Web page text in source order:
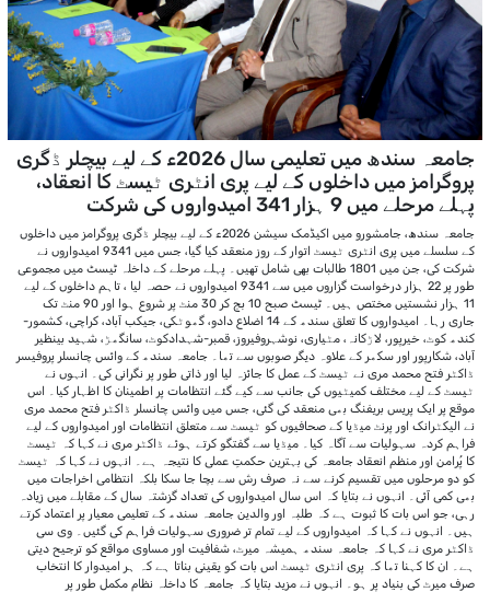
جامعہ سندھ میں تعلیمی سال 2026ء کے لیے بیچلر ڈگری
پروگرامز میں داخلوں کے لیے پری انٹری ٹیسٹ کا انعقاد،
پہلے مرحلے میں 9 ہزار 341 امیدواروں کی شرکت
جامعہ سندھ، جامشورو میں اکیڈمک سیشن 2026ء کے لیے بیچلر ڈگری پروگرامز میں داخلوں
کے سلسلے میں پری انٹری ٹیسٹ اتوار کے روز منعقد کیا گیا، جس میں 9341 امیدواروں نے
شرکت کی، جن میں 1801 طالبات بھی شامل تھیں۔ پہلے مرحلے کے داخلہ ٹیسٹ میں مجموعی
طور پر 22 ہزار درخواست گزاروں میں سے 9341 امیدواروں نے حصہ لیا ، تاہم داخلوں کے لیے
11 ہزار نشستیں مختص ہیں۔ ٹیسٹ صبح 10 بج کر 30 منٹ پر شروع ہوا اور 90 منٹ تک
جاری رہا۔ امیدواروں کا تعلق سندھ کے 14 اضلاع دادو، گھوٹکی، جیکب آباد، کراچی، کشمور-
کندھ کوٹ، خیرپور، لاڑکانہ، مٹیاری، نوشہروفیروز، قمبر-شہدادکوٹ، سانگھڑ، شہید بینظیر
آباد، شکارپور اور سکھر کے علاوہ دیگر صوبوں سے تھا۔ جامعہ سندھ کے وائس چانسلر پروفیسر
ڈاکٹر فتح محمد مری نے ٹیسٹ کے عمل کا جائزہ لیا اور ذاتی طور پر نگرانی کی۔ انہوں نے
ٹیسٹ کے لیے مختلف کمیٹیوں کی جانب سے کیے گئے انتظامات پر اطمینان کا اظہار کیا۔ اس
موقع پر ایک پریس بریفنگ بھی منعقد کی گئی، جس میں وائس چانسلر ڈاکٹر فتح محمد مری
نے الیکٹرانک اور پرنٹ میڈیا کے صحافیوں کو ٹیسٹ سے متعلق انتظامات اور امیدواروں کے لیے
فراہم کردہ سہولیات سے آگاہ کیا۔ میڈیا سے گفتگو کرتے ہوئے ڈاکٹر مری نے کہا کہ ٹیسٹ
کا پُرامن اور منظم انعقاد جامعہ کی بہترین حکمتِ عملی کا نتیجہ ہے۔ انہوں نے کہا کہ ٹیسٹ
کو دو مرحلوں میں تقسیم کرنے سے نہ صرف رش سے بچا جا سکا بلکہ انتظامی اخراجات میں
بھی کمی آئی۔ انہوں نے بتایا کہ اس سال امیدواروں کی تعداد گزشتہ سال کے مقابلے میں زیادہ
رہی، جو اس بات کا ثبوت ہے کہ طلبہ اور والدین جامعہ سندھ کے تعلیمی معیار پر اعتماد کرتے
ہیں۔ انہوں نے کہا کہ امیدواروں کے لیے تمام تر ضروری سہولیات فراہم کی گئیں۔ وی سی
ڈاکٹر مری نے کہا کہ جامعہ سندھ ہمیشہ میرٹ، شفافیت اور مساوی مواقع کو ترجیح دیتی
ہے۔ ان کا کہنا تھا کہ پری انٹری ٹیسٹ اس بات کو یقینی بناتا ہے کہ ہر امیدوار کا انتخاب
صرف میرٹ کی بنیاد پر ہو۔ انہوں نے مزید بتایا کہ جامعہ کا داخلہ نظام مکمل طور پر